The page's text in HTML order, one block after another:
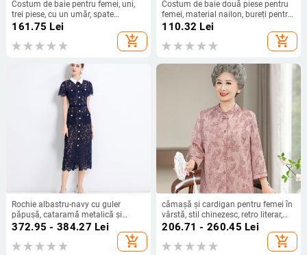
Costum de baie pentru femei, uni,
trei piese, cu un umăr, spate
decupat, poliester
161.75 Lei
add_shopping_cart
Costum de baie două piese pentru
femei, material nailon, bureți pentru
sâni, fără suport metalic, model
110.32 Lei
add_shopping_cart
Rochie albastru-navy cu guler
păpușă, cataramă metalică și
dantelă franțuzească hidrosolubilă,
stil sofisticat pentru doamne, rochie
de lungime medie
372.95 - 384.27 Lei
add_shopping_cart
cămașă și cardigan pentru femei în
vârstă, stil chinezesc, retro literar,
conținut țesătură 30–50%, fără
206.71 - 260.45 Lei
add_shopping_cart